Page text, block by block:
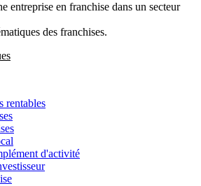
entreprise en franchise dans un secteur
des franchises.
rentables
d'activité